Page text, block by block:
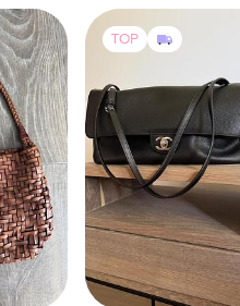
TOP